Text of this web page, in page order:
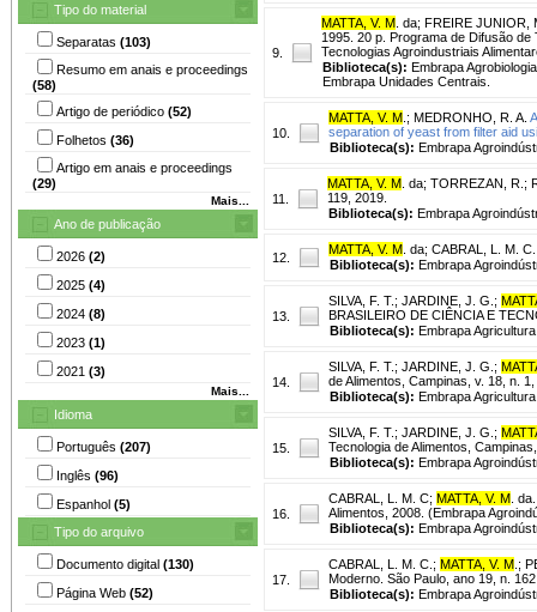
Tipo do material
Separatas (103)
Resumo em anais e proceedings
(58)
Artigo de periódico (52)
Folhetos (36)
Artigo em anais e proceedings
(29)
Mais...
Ano de publicação
2026 (2)
2025 (4)
2024 (8)
2023 (1)
2021 (3)
Mais...
Idioma
Português (207)
Inglês (96)
Espanhol (5)
Tipo do arquivo
Documento digital (130)
Página Web (52)
9.
MATTA, V. M . da; FREIRE JUNIOR,
1995. 20 p. Programa de Difusão
Tecnologias Agroindustriais
Biblioteca(s): Embrapa
Embrapa Unidades Centrais.
10.
MATTA, V. M ; MEDRONHO, R. A.
separation of yeast from filter aid
Biblioteca(s): Embrapa
11.
MATTA, V. M . da; TORREZAN, R. ;
119, 2019.
Biblioteca(s): Embrapa
12.
MATTA, V. M . da; CABRAL, L. M. C.
Biblioteca(s): Embrapa
13.
SILVA, F. T. ; JARDINE, J. G. ;
BRASILEIRO DE CIÊNCIA E
Biblioteca(s): Embrapa
14.
SILVA, F. T. ; JARDINE, J. G. ;
de Alimentos, Campinas, v. 18, n.
Biblioteca(s): Embrapa
15.
SILVA, F. T. ; JARDINE, J. G. ;
Tecnologia de Alimentos,
Biblioteca(s): Embrapa
16.
CABRAL, L. M. C; MATTA, V. M . da.
Alimentos, 2008. (Embrapa
Biblioteca(s): Embrapa
17.
CABRAL, L. M. C. ; MATTA, V. M ;
Moderno. São Paulo, ano 19, n.
Biblioteca(s): Embrapa